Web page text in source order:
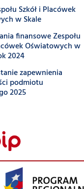
Szkół i Placówek
w Skale
finansowe Zespołu
Oświatowych w
2024
zapewnienia
podmiotu
2025